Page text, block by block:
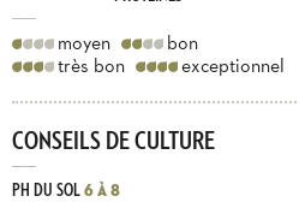
moyen
bon
très bon
exceptionnel
CONSEILS DE CULTURE
PH DU SOL6 À 8